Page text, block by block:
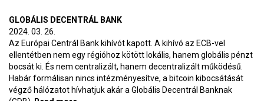
GLOBÁLIS DECENTRÁL BANK
2024. 03. 26.
Az Európai Centrál Bank kihívót kapott. A kihívó az ECB-vel
ellentétben nem egy régióhoz kötött lokális, hanem globális pénzt
bocsát ki. És nem centralizált, hanem decentralizált működésű.
Habár formálisan nincs intézményesítve, a bitcoin kibocsátását
végző hálózatot hívhatjuk akár a Globális Decentrál Banknak